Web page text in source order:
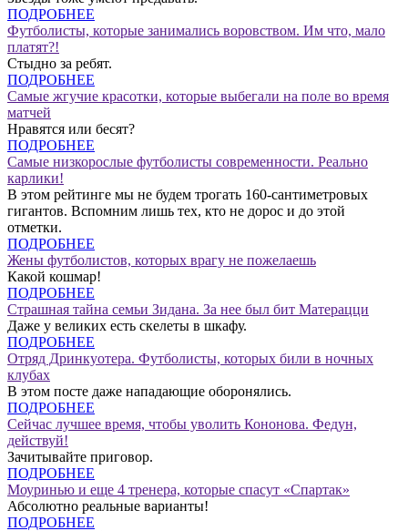
ПОДРОБНЕЕ
Футболисты, которые занимались воровством. Им что, мало
платят?!
Стыдно за ребят.
ПОДРОБНЕЕ
Самые жгучие красотки, которые выбегали на поле во время
матчей
Нравятся или бесят?
ПОДРОБНЕЕ
Самые низкорослые футболисты современности. Реально
карлики!
В этом рейтинге мы не будем трогать 160-сантиметровых
гигантов. Вспомним лишь тех, кто не дорос и до этой
отметки.
ПОДРОБНЕЕ
Жены футболистов, которых врагу не пожелаешь
Какой кошмар!
ПОДРОБНЕЕ
Страшная тайна семьи Зидана. За нее был бит Матерацци
Даже у великих есть скелеты в шкафу.
ПОДРОБНЕЕ
Отряд Дринкуотера. Футболисты, которых били в ночных
клубах
В этом посте даже нападающие оборонялись.
ПОДРОБНЕЕ
Сейчас лучшее время, чтобы уволить Кононова. Федун,
действуй!
Зачитывайте приговор.
ПОДРОБНЕЕ
Моуринью и еще 4 тренера, которые спасут «Спартак»
Абсолютно реальные варианты!
ПОДРОБНЕЕ